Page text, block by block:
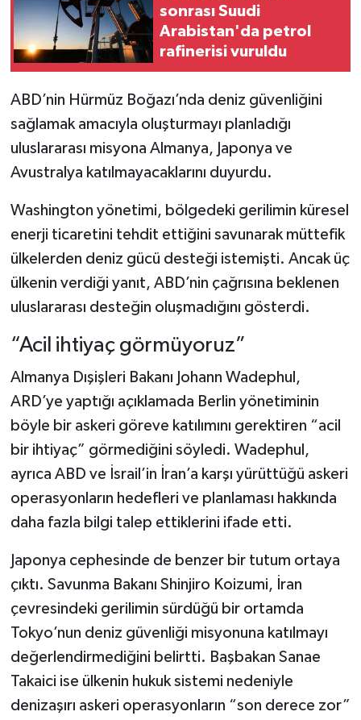
sonrası Suudi
Arabistan'da petrol
rafinerisi vuruldu
ABD’nin Hürmüz Boğazı’nda deniz güvenliğini
sağlamak amacıyla oluşturmayı planladığı
uluslararası misyona Almanya, Japonya ve
Avustralya katılmayacaklarını duyurdu.
Washington yönetimi, bölgedeki gerilimin küresel
enerji ticaretini tehdit ettiğini savunarak müttefik
ülkelerden deniz gücü desteği istemişti. Ancak üç
ülkenin verdiği yanıt, ABD’nin çağrısına beklenen
uluslararası desteğin oluşmadığını gösterdi.
“Acil ihtiyaç görmüyoruz”
Almanya Dışişleri Bakanı Johann Wadephul,
ARD’ye yaptığı açıklamada Berlin yönetiminin
böyle bir askeri göreve katılımını gerektiren “acil
bir ihtiyaç” görmediğini söyledi. Wadephul,
ayrıca ABD ve İsrail’in İran’a karşı yürüttüğü askeri
operasyonların hedefleri ve planlaması hakkında
daha fazla bilgi talep ettiklerini ifade etti.
Japonya cephesinde de benzer bir tutum ortaya
çıktı. Savunma Bakanı Shinjiro Koizumi, İran
çevresindeki gerilimin sürdüğü bir ortamda
Tokyo’nun deniz güvenliği misyonuna katılmayı
değerlendirmediğini belirtti. Başbakan Sanae
Takaici ise ülkenin hukuk sistemi nedeniyle
denizaşırı askeri operasyonların “son derece zor”
2024 Seçim Sonuçları